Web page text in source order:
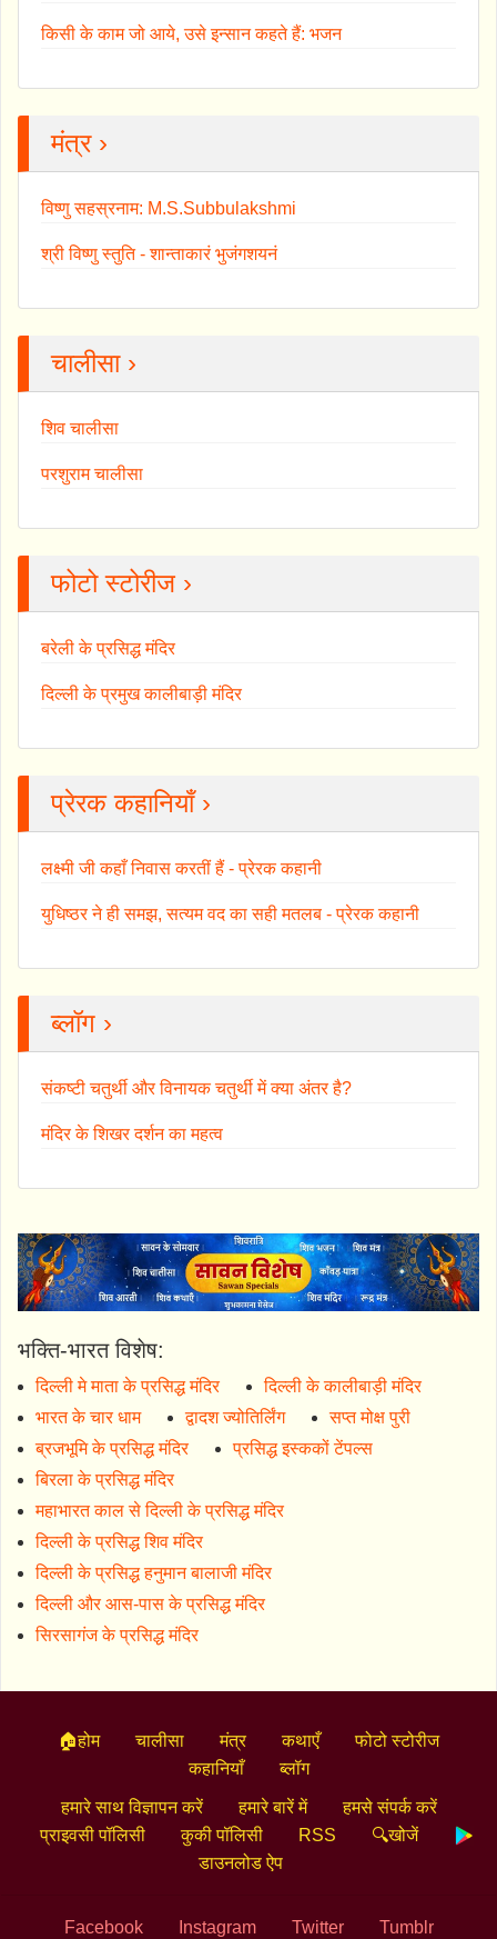
किसी के काम जो आये, उसे इन्सान कहते हैं: भजन
मंत्र ›
विष्णु सहस्रनाम: M.S.Subbulakshmi
श्री विष्णु स्तुति - शान्ताकारं भुजंगशयनं
चालीसा ›
शिव चालीसा
परशुराम चालीसा
फोटो स्टोरीज ›
बरेली के प्रसिद्ध मंदिर
दिल्ली के प्रमुख कालीबाड़ी मंदिर
प्रेरक कहानियाँ ›
लक्ष्मी जी कहाँ निवास करतीं हैं - प्रेरक कहानी
युधिष्ठर ने ही समझ, सत्यम वद का सही मतलब - प्रेरक कहानी
ब्लॉग ›
संकष्टी चतुर्थी और विनायक चतुर्थी में क्या अंतर है?
मंदिर के शिखर दर्शन का महत्व
भक्ति-भारत विशेष:
दिल्ली मे माता के प्रसिद्ध मंदिर
दिल्ली के कालीबाड़ी मंदिर
भारत के चार धाम
द्वादश ज्योतिर्लिंग
सप्त मोक्ष पुरी
ब्रजभूमि के प्रसिद्ध मंदिर
प्रसिद्ध इस्ककों टेंपल्स
बिरला के प्रसिद्ध मंदिर
महाभारत काल से दिल्ली के प्रसिद्ध मंदिर
दिल्ली के प्रसिद्ध शिव मंदिर
दिल्ली के प्रसिद्ध हनुमान बालाजी मंदिर
दिल्ली और आस-पास के प्रसिद्ध मंदिर
सिरसागंज के प्रसिद्ध मंदिर
🏠होम चालीसा मंत्र कथाएँ
फोटो स्टोरीज
कहानियाँ
ब्लॉग
हमारे साथ विज्ञापन करें हमारे बारें में
हमसे संपर्क करें
प्राइवसी पॉलिसी
कुकी पॉलिसी RSS
🔍खोजें
डाउनलोड ऐप
Facebook Instagram Twitter Tumblr